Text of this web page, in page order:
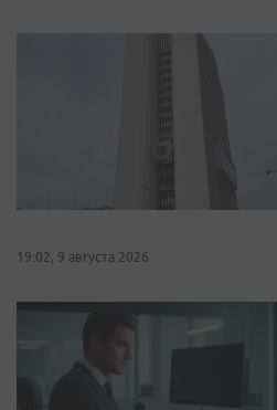
19:02, 9 августа 2026